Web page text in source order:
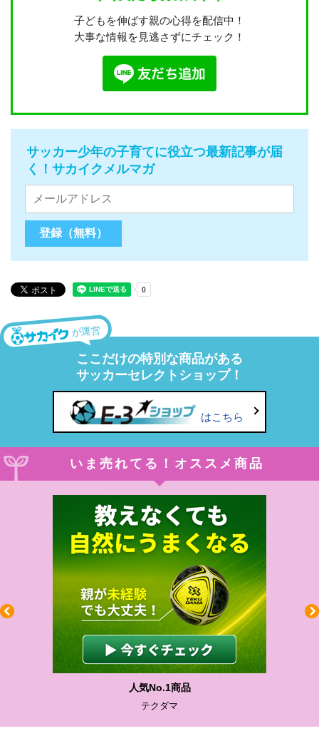
子どもを伸ばす親の心得を配信中！
大事な情報を見逃さずにチェック！
サッカー少年の子育てに役立つ最新記事が届
く！サカイクメルマガ
が運営
ここだけの特別な商品がある
サッカーセレクトショップ！
はこちら
いま売れてる！オススメ商品
人気No.1商品
テクダマ